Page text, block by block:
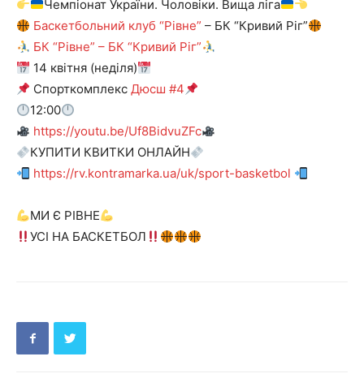
Чемпіонат України. Чоловіки. Вища ліга
Баскетбольний клуб “Рівне” – БК “Кривий Ріг”
БК “Рівне” – БК “Кривий Ріг”
14 квітня (неділя)
СпорткомплексДюсш #4
12:00
https://youtu.be/Uf8BidvuZFc
КУПИТИ КВИТКИ ОНЛАЙН
https://rv.kontramarka.ua/uk/sport-basketbol
МИ Є РІВНЕ
УСІ НА БАСКЕТБОЛ